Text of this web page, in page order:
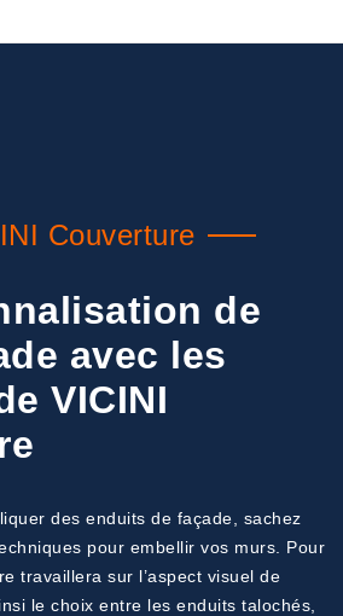
Couverture
de
avec les
VICINI
des enduits de façade, sachez
pour embellir vos murs. Pour
travaillera sur l’aspect visuel de
le choix entre les enduits talochés,